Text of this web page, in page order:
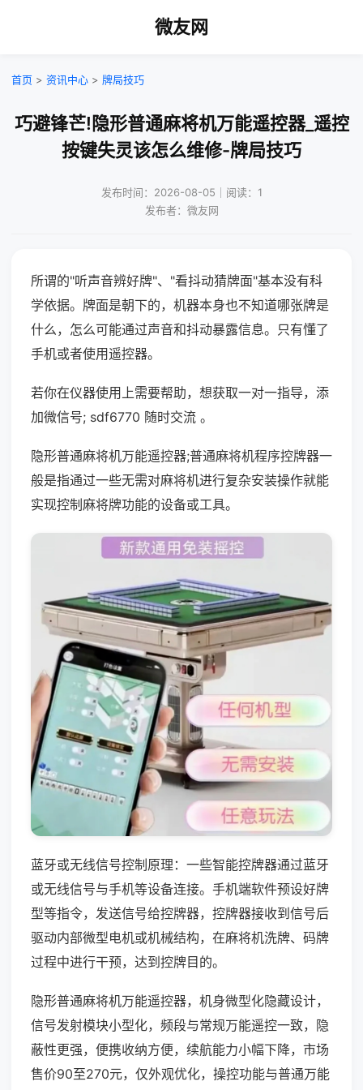
微友网
首页 > 资讯中心 > 牌局技巧
巧避锋芒!隐形普通麻将机万能遥控器_遥控
按键失灵该怎么维修-牌局技巧
发布时间：2026-08-05｜阅读：1
发布者：微友网
所谓的"听声音辨好牌"、"看抖动猜牌面"基本没有科
学依据。牌面是朝下的，机器本身也不知道哪张牌是
什么，怎么可能通过声音和抖动暴露信息。只有懂了
手机或者使用遥控器。
若你在仪器使用上需要帮助，想获取一对一指导，添
加微信号; sdf6770 随时交流 。
隐形普通麻将机万能遥控器;普通麻将机程序控牌器一
般是指通过一些无需对麻将机进行复杂安装操作就能
实现控制麻将牌功能的设备或工具。
蓝牙或无线信号控制原理：一些智能控牌器通过蓝牙
或无线信号与手机等设备连接。手机端软件预设好牌
型等指令，发送信号给控牌器，控牌器接收到信号后
驱动内部微型电机或机械结构，在麻将机洗牌、码牌
过程中进行干预，达到控牌目的。
隐形普通麻将机万能遥控器，机身微型化隐藏设计，
信号发射模块小型化，频段与常规万能遥控一致，隐
蔽性更强，便携收纳方便，续航能力小幅下降，市场
售价90至270元，仅外观优化，操控功能与普通万能